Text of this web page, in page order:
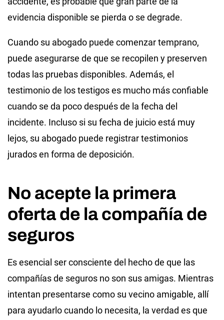
evidencia disponible se pierda o se degrade.
Cuando su abogado puede comenzar temprano,
puede asegurarse de que se recopilen y preserven
todas las pruebas disponibles. Además, el
testimonio de los testigos es mucho más confiable
cuando se da poco después de la fecha del
incidente. Incluso si su fecha de juicio está muy
lejos, su abogado puede registrar testimonios
jurados en forma de deposición.
No acepte la primera
oferta de la compañía de
seguros
Es esencial ser consciente del hecho de que las
compañías de seguros no son sus amigas. Mientras
intentan presentarse como su vecino amigable, allí
para ayudarlo cuando lo necesita, la verdad es que